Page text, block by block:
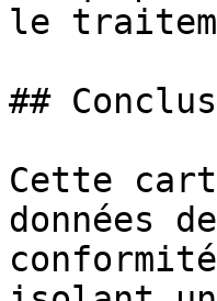
le
##
Cette
données